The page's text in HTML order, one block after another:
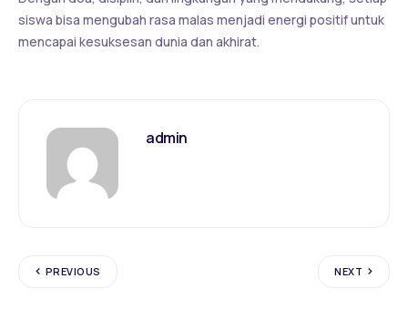
siswa bisa mengubah rasa malas menjadi energi positif untuk
mencapai kesuksesan dunia dan akhirat.
admin
PREVIOUS NEXT